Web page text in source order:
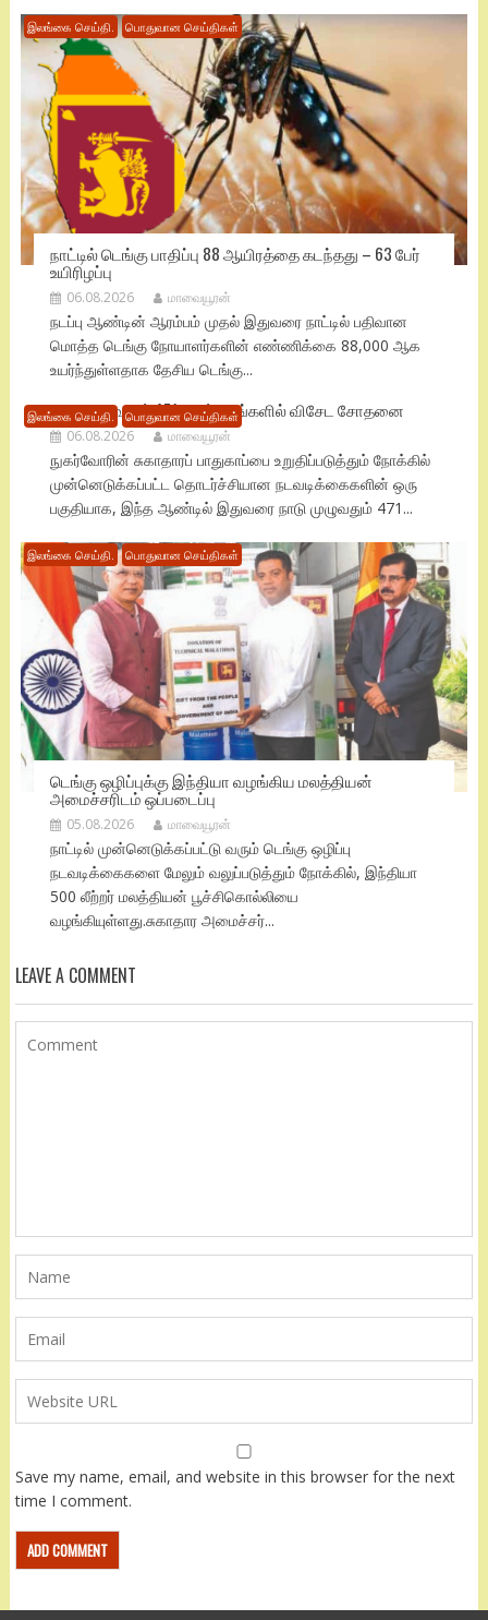
இலங்கை செய்தி. பொதுவான செய்திகள்
நாட்டில் டெங்கு பாதிப்பு 88 ஆயிரத்தை கடந்தது – 63 பேர்
உயிரிழப்பு
06.08.2026 மாவையூரன்
நடப்பு ஆண்டின் ஆரம்பம் முதல் இதுவரை நாட்டில் பதிவான
மொத்த டெங்கு நோயாளர்களின் எண்ணிக்கை 88,000 ஆக
உயர்ந்துள்ளதாக தேசிய டெங்கு...
இலங்கை செய்தி. பொதுவான செய்திகள்
நாடு முழுவதும் 471 மருந்தகங்களில் விசேட சோதனை
06.08.2026 மாவையூரன்
நுகர்வோரின் சுகாதாரப் பாதுகாப்பை உறுதிப்படுத்தும் நோக்கில்
முன்னெடுக்கப்பட்ட தொடர்ச்சியான நடவடிக்கைகளின் ஒரு
பகுதியாக, இந்த ஆண்டில் இதுவரை நாடு முழுவதும் 471...
இலங்கை செய்தி. பொதுவான செய்திகள்
டெங்கு ஒழிப்புக்கு இந்தியா வழங்கிய மலத்தியன்
அமைச்சரிடம் ஒப்படைப்பு
05.08.2026 மாவையூரன்
நாட்டில் முன்னெடுக்கப்பட்டு வரும் டெங்கு ஒழிப்பு
நடவடிக்கைகளை மேலும் வலுப்படுத்தும் நோக்கில், இந்தியா
500 லீற்றர் மலத்தியன் பூச்சிகொல்லியை
வழங்கியுள்ளது.சுகாதார அமைச்சர்...
LEAVE A COMMENT
Save my name, email, and website in this browser for the next
time I comment.